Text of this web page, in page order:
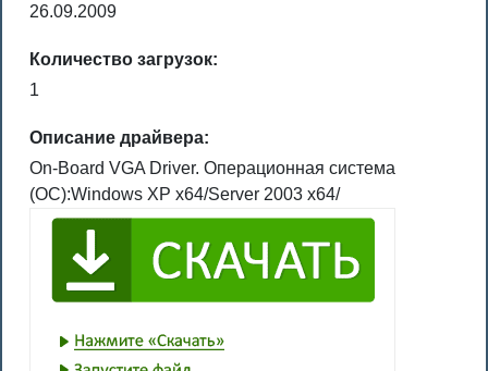
26.09.2009
Количество загрузок:
1
Описание драйвера:
On-Board VGA Driver. Операционная система
(ОС):Windows XP x64/Server 2003 x64/